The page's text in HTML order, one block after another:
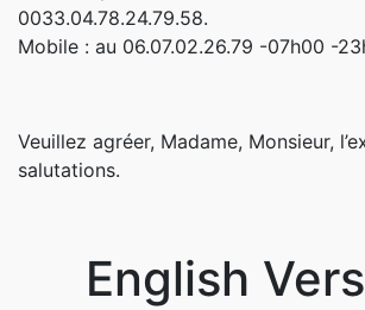
0033.04.78.24.79.58.
Mobile : au 06.07.02.26.79 -07h00 -
Veuillez agréer, Madame, Monsieur,
salutations.
English